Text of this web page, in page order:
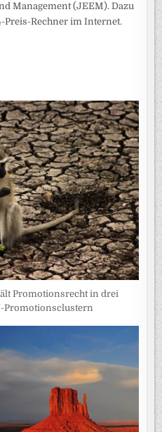
Management (JEEM). Dazu
Preis-Rechner im Internet.
Promotionsrecht in drei
Promotionsclustern